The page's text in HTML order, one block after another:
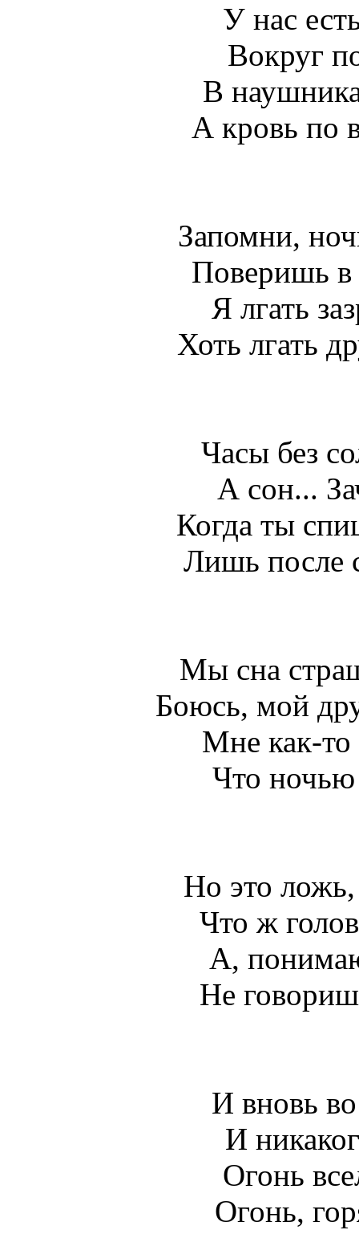
У нас
Вокруг
В
А кровь по
Запомни,
Поверишь в
Я лгать
Хоть лгать
Часы без
А сон...
Когда ты
Лишь после
Мы сна
Боюсь, мой
Мне как-то
Что ночью
Но это
Что ж
А,
Не
И вновь
И
Огонь
Огонь,